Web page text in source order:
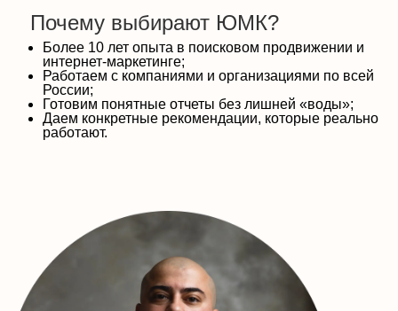
Почему выбирают ЮМК?
Более 10 лет опыта в поисковом продвижении и
интернет-маркетинге;
Работаем с компаниями и организациями по всей
России;
Готовим понятные отчеты без лишней «воды»;
Даем конкретные рекомендации, которые реально
работают.